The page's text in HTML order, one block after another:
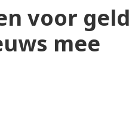
voor geld
mee